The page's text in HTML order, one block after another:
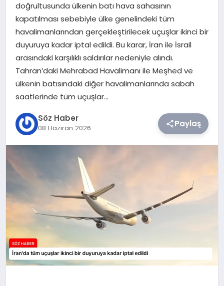
SAĞLIK
YAŞAM
doğrultusunda ülkenin batı hava sahasının
kapatılması sebebiyle ülke genelindeki tüm
havalimanlarından gerçekleştirilecek uçuşlar ikinci bir
duyuruya kadar iptal edildi. Bu karar, İran ile İsrail
arasındaki karşılıklı saldırılar nedeniyle alındı.
Tahran’daki Mehrabad Havalimanı ile Meşhed ve
ülkenin batısındaki diğer havalimanlarında sabah
saatlerinde tüm uçuşlar…
Söz Haber
08 Haziran 2026 Paylaş